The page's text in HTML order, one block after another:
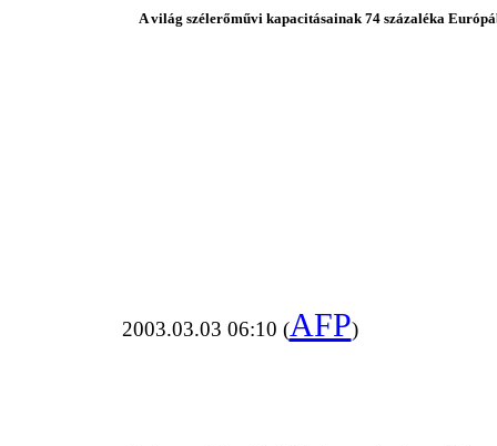
A világ szélerőművi kapacitásainak 74 százaléka
2003.03.03 06:10 (AFP)